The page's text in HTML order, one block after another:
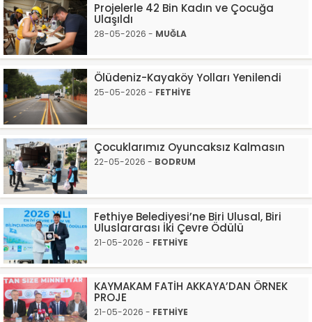
Projelerle 42 Bin Kadın ve Çocuğa
Ulaşıldı
28-05-2026 - MUĞLA
Ölüdeniz-Kayaköy Yolları Yenilendi
25-05-2026 - FETHİYE
Çocuklarımız Oyuncaksız Kalmasın
22-05-2026 - BODRUM
Fethiye Belediyesi’ne Biri Ulusal, Biri
Uluslararası İki Çevre Ödülü
21-05-2026 - FETHİYE
KAYMAKAM FATİH AKKAYA’DAN ÖRNEK
PROJE
21-05-2026 - FETHİYE